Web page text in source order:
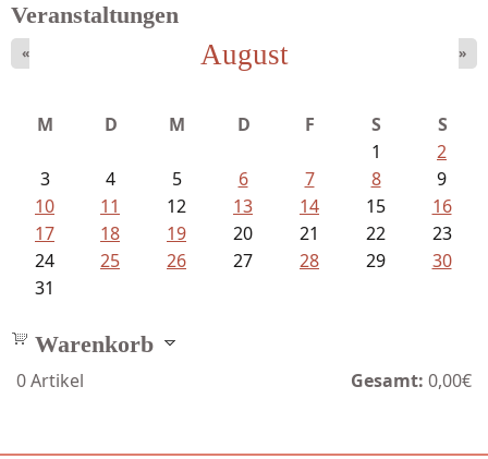
Veranstaltungen
August
« »
M D M D F S
S
1
2
3
4 5 6 7 8
9
10
11 12 13 14 15
16
17
18 19 20 21 22
23
24
25 26 27 28 29
30
31
Warenkorb
0Artikel Gesamt: 0,00€